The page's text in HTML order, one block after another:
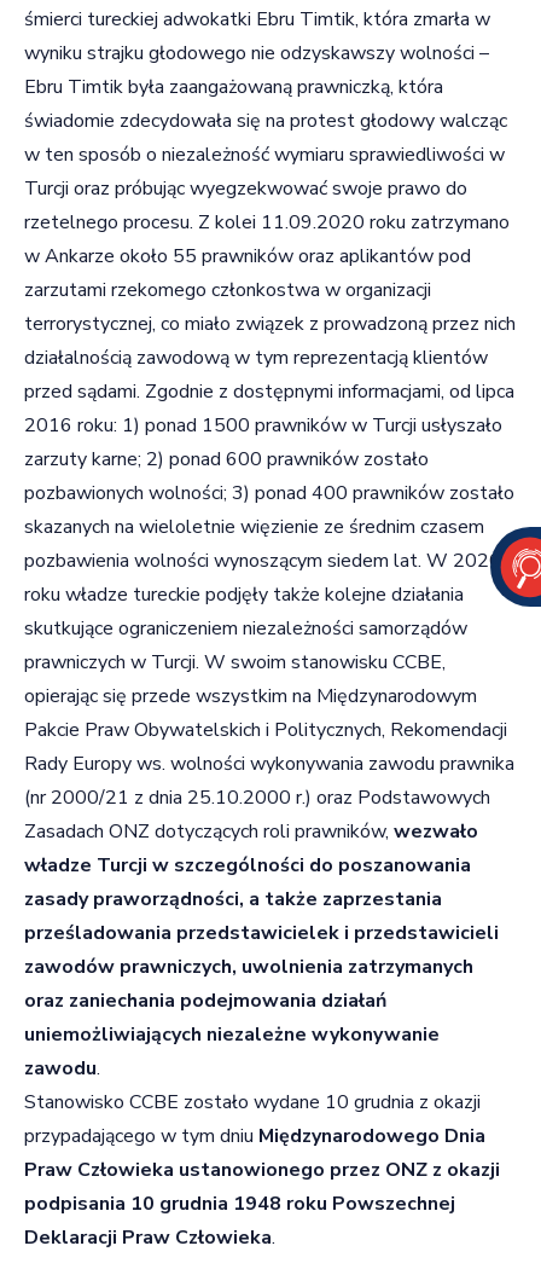
śmierci tureckiej adwokatki Ebru Timtik, która zmarła w
wyniku strajku głodowego nie odzyskawszy wolności –
Ebru Timtik była zaangażowaną prawniczką, która
świadomie zdecydowała się na protest głodowy walcząc
w ten sposób o niezależność wymiaru sprawiedliwości w
Turcji oraz próbując wyegzekwować swoje prawo do
rzetelnego procesu. Z kolei 11.09.2020 roku zatrzymano
w Ankarze około 55 prawników oraz aplikantów pod
zarzutami rzekomego członkostwa w organizacji
terrorystycznej, co miało związek z prowadzoną przez nich
działalnością zawodową w tym reprezentacją klientów
przed sądami. Zgodnie z dostępnymi informacjami, od lipca
2016 roku: 1) ponad 1500 prawników w Turcji usłyszało
zarzuty karne; 2) ponad 600 prawników zostało
pozbawionych wolności; 3) ponad 400 prawników zostało
skazanych na wieloletnie więzienie ze średnim czasem
pozbawienia wolności wynoszącym siedem lat. W 2020
roku władze tureckie podjęły także kolejne działania
skutkujące ograniczeniem niezależności samorządów
prawniczych w Turcji. W swoim stanowisku CCBE,
opierając się przede wszystkim na Międzynarodowym
Pakcie Praw Obywatelskich i Politycznych, Rekomendacji
Rady Europy ws. wolności wykonywania zawodu prawnika
(nr 2000/21 z dnia 25.10.2000 r.) oraz Podstawowych
Zasadach ONZ dotyczących roli prawników, wezwało
władze Turcji w szczególności do poszanowania
zasady praworządności, a także zaprzestania
prześladowania przedstawicielek i przedstawicieli
zawodów prawniczych, uwolnienia zatrzymanych
oraz zaniechania podejmowania działań
uniemożliwiających niezależne wykonywanie
zawodu.
Stanowisko CCBE zostało wydane 10 grudnia z okazji
przypadającego w tym dniu Międzynarodowego Dnia
Praw Człowieka ustanowionego przez ONZ z okazji
podpisania 10 grudnia 1948 roku Powszechnej
Deklaracji Praw Człowieka.